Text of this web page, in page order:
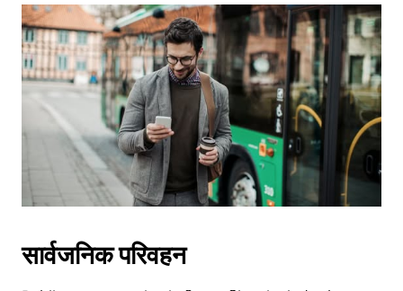
सार्वजनिक परिवहन